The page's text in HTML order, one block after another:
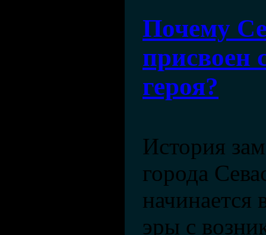
Почему
присвоен
героя?
История
города
начинается
эры с